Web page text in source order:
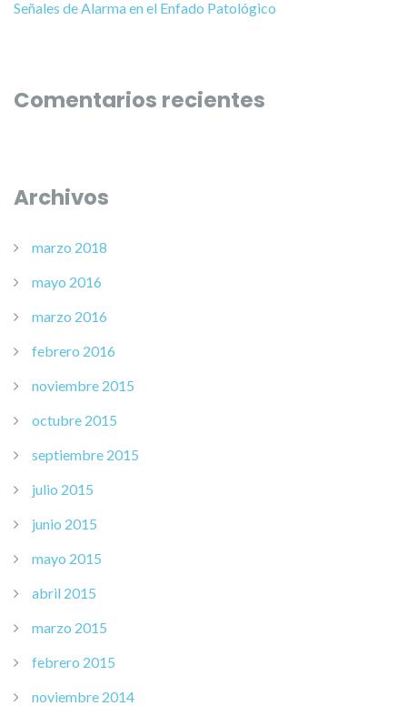
Señales de Alarma en el Enfado Patológico
Comentarios recientes
Archivos
marzo 2018
mayo 2016
marzo 2016
febrero 2016
noviembre 2015
octubre 2015
septiembre 2015
julio 2015
junio 2015
mayo 2015
abril 2015
marzo 2015
febrero 2015
noviembre 2014